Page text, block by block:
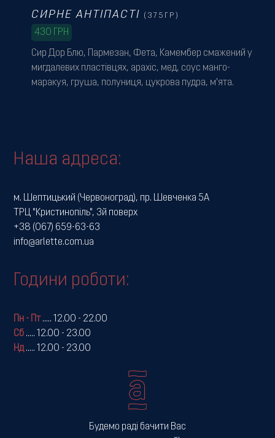
Сир Дор Блю, Пармезан, Фета, Камембер смажений у
мигдалевих пластівцях, арахіс, мед, соус манго-
маракуя, груша, полуниця, цукрова пудра, м'ята.
СИРНЕ АНТІПАСТІ (375ГР)
430 ГРН
Наша адреса:
м. Шептицький (Червоноград), пр. Шевченка 5А
ТРЦ "Кристинопіль", 3й поверх
+38 (067) 659-63-63
info@arlette.com.ua
Будемо раді бачити Вас
Години роботи:
Пн - Пт.....
12.00 - 22.00
Сб .....
12.00 - 23.00
Нд..... 12.00 - 23.00